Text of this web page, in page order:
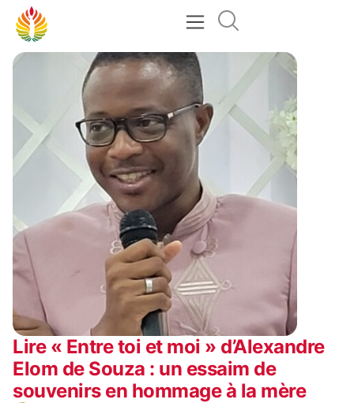
Lire « Entre toi et moi » d’Alexandre
Elom de Souza : un essaim de
souvenirs en hommage à la mère